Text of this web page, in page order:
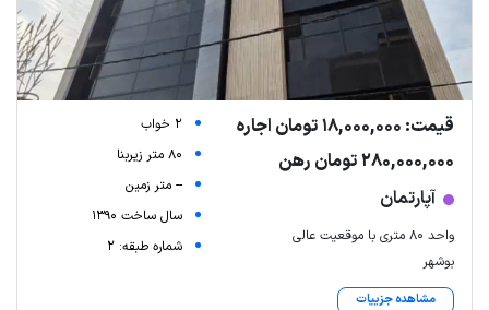
قیمت: 18,000,000 تومان اجاره
280,000,000 تومان رهن
آپارتمان
واحد 80 متری با موقعیت عالی
بوشهر
مشاهده جزییات
2 خواب
80 متر زیربنا
-- متر زمین
سال ساخت 1390
شماره طبقه: 2